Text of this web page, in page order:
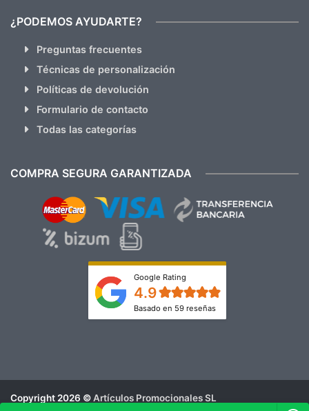
¿PODEMOS AYUDARTE?
Preguntas frecuentes
Técnicas de personalización
Políticas de devolución
Formulario de contacto
Todas las categorías
COMPRA SEGURA GARANTIZADA
Google Rating
4.9
Basado en 59 reseñas
Copyright 2026 ©Artículos Promocionales SL